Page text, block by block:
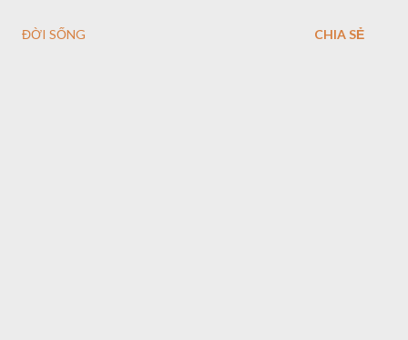
ĐỜI SỐNG CHIA SẺ